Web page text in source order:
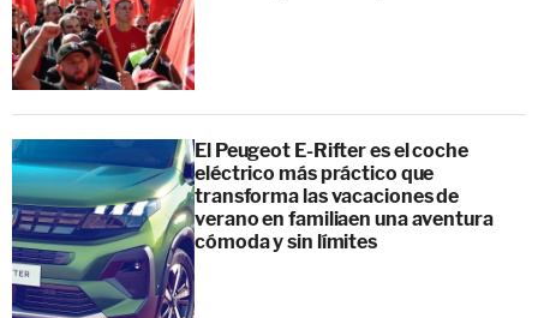
El Peugeot E-Rifter es el coche
eléctrico más práctico que
transforma las vacaciones de
verano en familiaen una aventura
cómoda y sin límites